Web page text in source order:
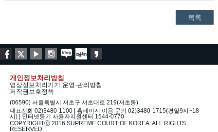
목록
개인정보처리방침
영상정보처리기기 운영·관리방침
저작권보호정책
(06590) 서울특별시 서초구 서초대로 219(서초동)
대표전화 02)3480-1100 | 홈페이지 이용 문의 02)3480-1715(평일9시~18
시) | 인터넷등기 사용자지원센터 1544-0770
COPYRIGHTⓒ 2016 SUPREME COURT OF KOREA. ALL RIGHTS
RESERVED.